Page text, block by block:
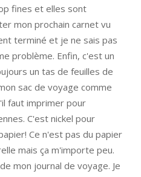
fines et elles sont
mon prochain carnet vu
terminé et je ne sais pas
problème. Enfin, c'est un
un tas de feuilles de
sac de voyage comme
faut imprimer pour
C'est nickel pour
Ce n'est pas du papier
mais ça m'importe peu.
mon journal de voyage. Je